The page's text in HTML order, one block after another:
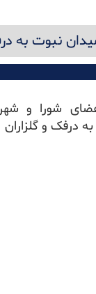
طولانی‌ترین شب سال
نبوت به
شورا و
درفک و گلزاران